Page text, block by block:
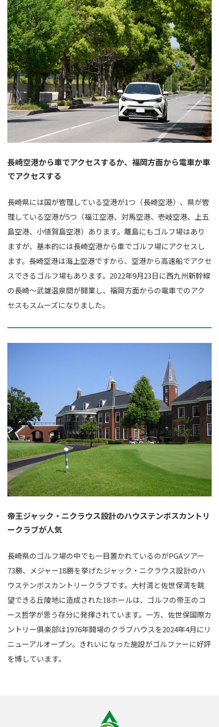
長崎空港から車でアクセスするか、福岡方面から電車か車
でアクセスする
長崎県には国が管理している空港が1つ（長崎空港）、県が管
理している空港が5つ（福江空港、対馬空港、壱岐空港、上五
島空港、小値賀島空港）あります。離島にもゴルフ場はあり
ますが、基本的には長崎空港から車でゴルフ場にアクセスし
ます。長崎空港は海上空港ですから、空港から高速船でアクセ
スできるゴルフ場もあります。2022年9月23日に西九州新幹線
の長崎～武雄温泉間が開業し、福岡方面からの電車でのアク
セスもスムーズになりました。
帝王ジャック・ニクラウス設計のハウステンボスカントリ
ークラブが人気
長崎県のゴルフ場の中でも一目置かれているのがPGAツアー
73勝、メジャー18勝を挙げたジャック・ニクラウス設計のハ
ウステンボスカントリークラブです。大村湾と佐世保湾を眺
望できる丘陵地に造成された18ホールは、ゴルフの帝王のコ
ース哲学が思う存分に発揮されています。一方、佐世保国際カ
ントリー俱楽部は1976年開場のクラブハウスを2024年4月にリ
ニューアルオープン。きれいになった施設がゴルファーに好評
を博しています。